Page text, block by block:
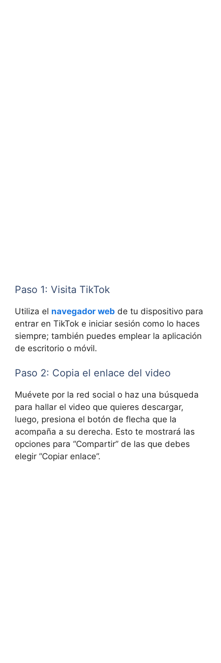
Paso 1: Visita TikTok
Utiliza el navegador web de tu dispositivo para
entrar en TikTok e iniciar sesión como lo haces
siempre; también puedes emplear la aplicación
de escritorio o móvil.
Paso 2: Copia el enlace del video
Muévete por la red social o haz una búsqueda
para hallar el video que quieres descargar,
luego, presiona el botón de flecha que la
acompaña a su derecha. Esto te mostrará las
opciones para “Compartir” de las que debes
elegir “Copiar enlace”.